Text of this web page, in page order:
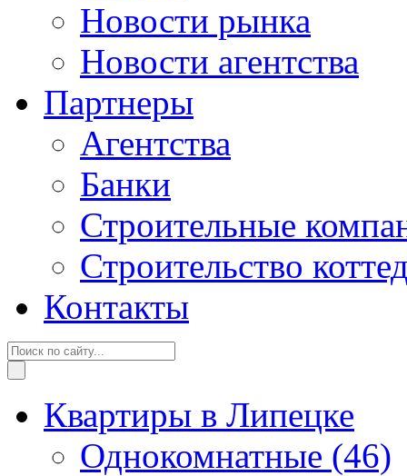
Новости рынка
Новости агентства
Партнеры
Агентства
Банки
Строительные
Строительство
Контакты
Квартиры в Липецке
Однокомнатные (46)